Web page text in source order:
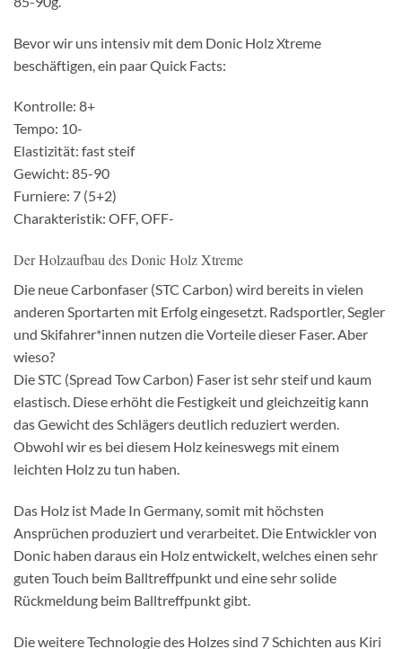
Bevor wir uns intensiv mit dem Donic Holz Xtreme
beschäftigen, ein paar Quick Facts:
Kontrolle: 8+
Tempo: 10-
Elastizität: fast steif
Gewicht: 85-90
Furniere: 7 (5+2)
Charakteristik: OFF, OFF-
Der Holzaufbau des Donic Holz Xtreme
Die neue Carbonfaser (STC Carbon) wird bereits in vielen
anderen Sportarten mit Erfolg eingesetzt. Radsportler, Segler
und Skifahrer*innen nutzen die Vorteile dieser Faser. Aber
wieso?
Die STC (Spread Tow Carbon) Faser ist sehr steif und kaum
elastisch. Diese erhöht die Festigkeit und gleichzeitig kann
das Gewicht des Schlägers deutlich reduziert werden.
Obwohl wir es bei diesem Holz keineswegs mit einem
leichten Holz zu tun haben.
Das Holz ist Made In Germany, somit mit höchsten
Ansprüchen produziert und verarbeitet. Die Entwickler von
Donic haben daraus ein Holz entwickelt, welches einen sehr
guten Touch beim Balltreffpunkt und eine sehr solide
Rückmeldung beim Balltreffpunkt gibt.
Die weitere Technologie des Holzes sind 7 Schichten aus Kiri